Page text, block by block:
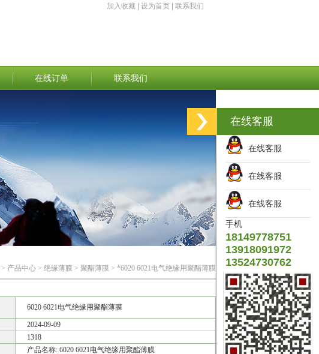
加入收藏 设为首页 联系我们
在线订单 联系我们
> 产品中心 > 绝缘薄膜 > 聚酯薄膜 > *6020 6021电气绝缘用聚酯薄膜
6020 6021电气绝缘用聚酯薄膜
2024-09-09
1318
产品名称: 6020 6021电气绝缘用聚酯薄膜
在线客服
在线客服
在线客服
在线客服
手机
18149778751
13918091972
13524730762